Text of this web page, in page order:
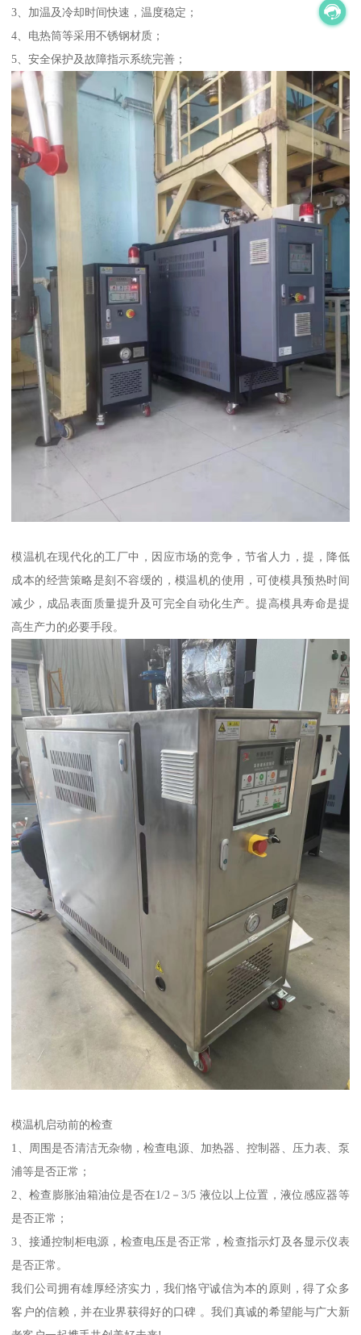
3、加温及冷却时间快速，温度稳定；
4、电热筒等采用不锈钢材质；
5、安全保护及故障指示系统完善；
模温机在现代化的工厂中，因应市场的竞争，节省人力，提，降低
成本的经营策略是刻不容缓的，模温机的使用，可使模具预热时间
减少，成品表面质量提升及可完全自动化生产。提高模具寿命是提
高生产力的必要手段。
模温机启动前的检查
1、周围是否清洁无杂物，检查电源、加热器、控制器、压力表、泵
浦等是否正常；
2、检查膨胀油箱油位是否在1/2－3/5 液位以上位置，液位感应器等
是否正常；
3、接通控制柜电源，检查电压是否正常，检查指示灯及各显示仪表
是否正常。
我们公司拥有雄厚经济实力，我们恪守诚信为本的原则，得了众多
客户的信赖，并在业界获得好的口碑 。我们真诚的希望能与广大新